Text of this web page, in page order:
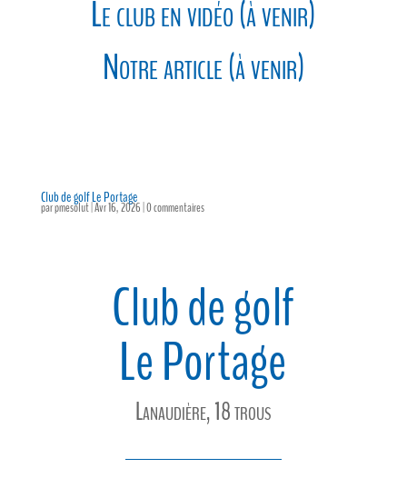
Le club en vidéo (à venir)
Notre article (à venir)
Club de golf Le Portage
parpmesolut|Avr 16, 2026|0 commentaires
Club de golf
Le Portage
Lanaudière, 18 trous